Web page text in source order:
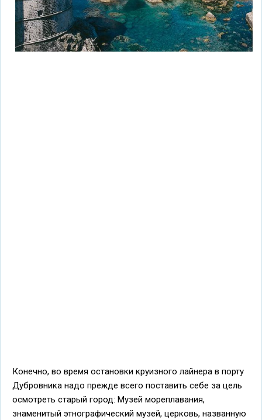
Конечно, во время остановки круизного лайнера в порту
Дубровника надо прежде всего поставить себе за цель
осмотреть старый город: Музей мореплавания,
знаменитый этнографический музей, церковь, названную